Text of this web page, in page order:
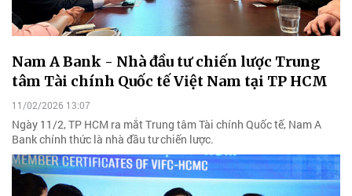
Nam A Bank - Nhà đầu tư chiến lược Trung
tâm Tài chính Quốc tế Việt Nam tại TP HCM
11/02/2026 13:07
Ngày 11/2, TP HCM ra mắt Trung tâm Tài chính Quốc tế, Nam A
Bank chính thức là nhà đầu tư chiến lược.